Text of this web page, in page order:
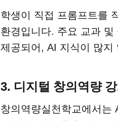
학생이 직접 프롬프트를
환경입니다. 주요 교과 및
제공되어, AI 지식이 많지
3. 디지털 창의역량
창의역량실천학교에서는